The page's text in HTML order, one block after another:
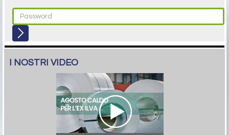
I NOSTRI VIDEO